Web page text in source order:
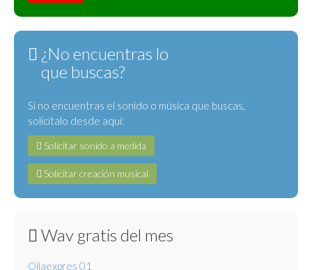
¿No encuentras lo
que buscas?
Si no encuentras el sonido o música que buscas,
solicítalo desde aquí:
Solicitar sonido a medida
Solicitar creación musical
Wav gratis del mes
Ollaexpres 01